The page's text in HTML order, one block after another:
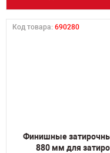
Код товара: 690280
Финишные
880 мм для